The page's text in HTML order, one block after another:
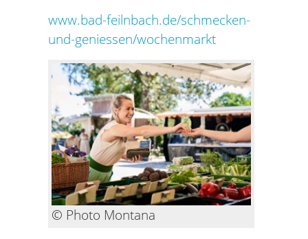
www.bad-feilnbach.de/schmecken-
und-geniessen/wochenmarkt
© Photo Montana